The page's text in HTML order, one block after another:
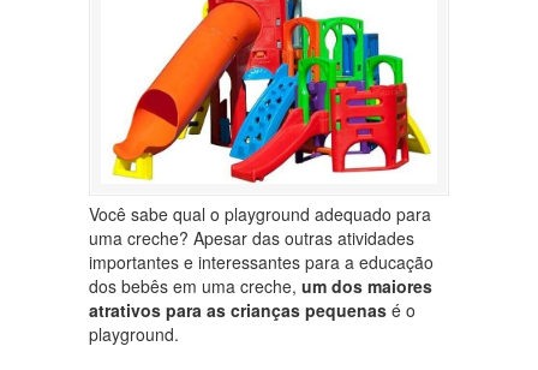
Você sabe qual o playground adequado para
uma creche? Apesar das outras atividades
importantes e interessantes para a educação
dos bebês em uma creche, um dos maiores
atrativos para as crianças pequenas é o
playground.